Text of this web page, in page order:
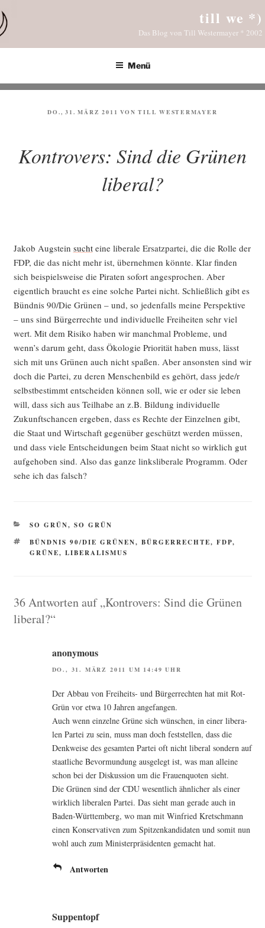
Inhalt
springen
till we *)
Das Blog von Till Westermayer * 2002
Menü
VERÖFFENTLICHT
DO., 31. MÄRZ 2011 VONTILL WESTERMAYER
Kontrovers: Sind die Grünen
liberal?
Jakob Aug­stein suchteine libe­ra­le Ersatz­par­tei, die die Rol­le der
FDP, die das nicht mehr ist, über­neh­men könn­te. Klar fin­den
sich bei­spiels­wei­se die Pira­ten sofort ange­spro­chen. Aber
eigent­lich braucht es eine sol­che Par­tei nicht. Schließ­lich gibt es
Bünd­nis 90/Die Grü­nen – und, so jeden­falls mei­ne Per­spek­ti­ve
– uns sind Bür­ger­rech­te und indi­vi­du­el­le Frei­hei­ten sehr viel
wert. Mit dem Risi­ko haben wir manch­mal Pro­ble­me, und
wenn’s dar­um geht, dass Öko­lo­gie Prio­ri­tät haben muss, lässt
sich mit uns Grü­nen auch nicht spa­ßen. Aber ansons­ten sind wir
doch die Par­tei, zu deren Men­schen­bild es gehört, dass jede/r
selbst­be­stimmt ent­schei­den kön­nen soll, wie er oder sie leben
will, dass sich aus Teil­ha­be an z.B. Bil­dung indi­vi­du­el­le
Zukunfts­chan­cen erge­ben, dass es Rech­te der Ein­zel­nen gibt,
die Staat und Wirt­schaft gegen­über geschützt wer­den müs­sen,
und dass vie­le Ent­schei­dun­gen beim Staat nicht so wirk­lich gut
auf­ge­ho­ben sind. Also das gan­ze links­li­be­ra­le Pro­gramm. Oder
sehe ich das falsch?
KATEGORIEN
SO GRÜN, SO GRÜN
SCHLAGWÖRTER
BÜNDNIS 90/DIE GRÜNEN, BÜRGERRECHTE, FDP,
GRÜNE, LIBERALISMUS
36 Antworten auf „Kontrovers: Sind die Grünen
liberal?“
anonymous
DO., 31. MÄRZ 2011 UM 14:49 UHR
Der Abbau von Frei­heits- und Bür­ger­rech­ten hat mit Rot-
Grün vor etwa 10 Jah­ren angefangen.
Auch wenn ein­zel­ne Grü­ne sich wün­schen, in einer libe­ra­
len Par­tei zu sein, muss man doch fest­stel­len, dass die
Denk­wei­se des gesam­ten Par­tei oft nicht libe­ral son­dern auf
staat­li­che Bevor­mun­dung aus­ge­legt ist, was man allei­ne
schon bei der Dis­kus­si­on um die Frau­en­quo­ten sieht.
Die Grü­nen sind der CDU wesent­lich ähn­li­cher als einer
wirk­lich libe­ra­len Par­tei. Das sieht man gera­de auch in
Baden-Würt­tem­berg, wo man mit Win­fried Kret­sch­mann
einen Kon­ser­va­ti­ven zum Spit­zen­kan­di­da­ten und somit nun
wohl auch zum Minis­ter­prä­si­den­ten gemacht hat.
Antworten
Suppentopf